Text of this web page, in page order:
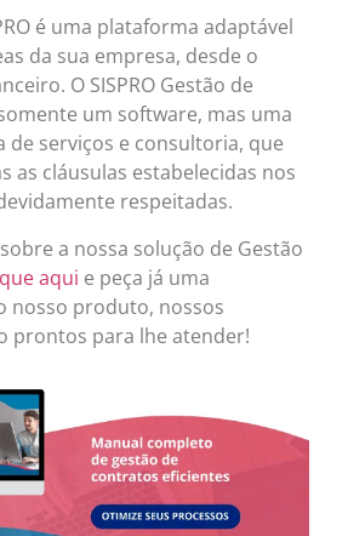
é uma plataforma adaptável
da sua empresa, desde o
O SISPRO Gestão de
um software, mas uma
de serviços e consultoria, que
as cláusulas estabelecidas nos
respeitadas.
a nossa solução de Gestão
aqui e peça já uma
nosso produto, nossos
prontos para lhe atender!